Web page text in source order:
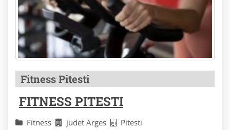
Fitness Pitesti
FITNESS PITESTI
Fitness judet Arges Pitesti